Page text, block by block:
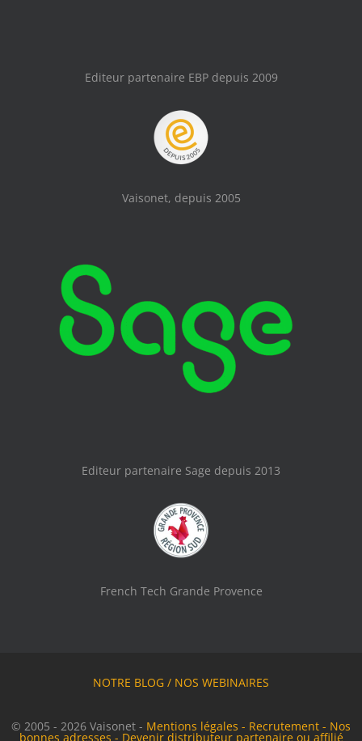
Editeur partenaire EBP depuis 2009
Vaisonet, depuis 2005
Editeur partenaire Sage depuis 2013
French Tech Grande Provence
NOTRE BLOG / NOS WEBINAIRES
© 2005 - 2026 Vaisonet - Mentions légales - Recrutement - Nos
bonnes adresses - Devenir distributeur partenaire ou affilié